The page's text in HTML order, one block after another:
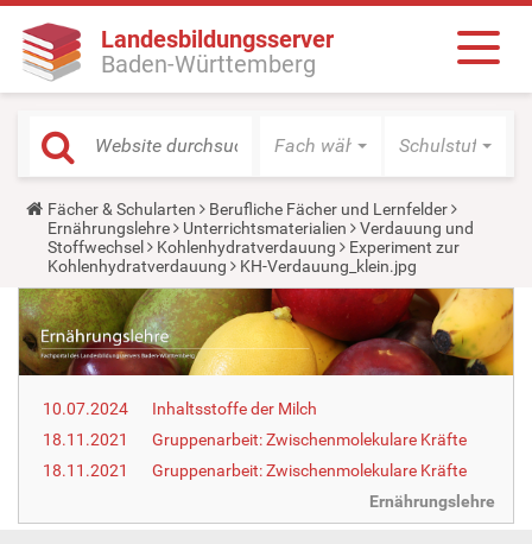
Landesbildungsserver
Baden-Württemberg
Fach wählen Schulstufe
Y
o
u
a
r
e
h
e
r
e
Fächer & Schularten
Berufliche Fächer und Lernfelder
Ernährungslehre
Unterrichtsmaterialien
Verdauung und
Stoffwechsel
Kohlenhydratverdauung
Experiment zur
Kohlenhydratverdauung
KH-Verdauung_klein.jpg
10.07.2024
Inhaltsstoffe der Milch
18.11.2021
Gruppenarbeit: Zwischenmolekulare Kräfte
18.11.2021
Gruppenarbeit: Zwischenmolekulare Kräfte
Ernährungslehre